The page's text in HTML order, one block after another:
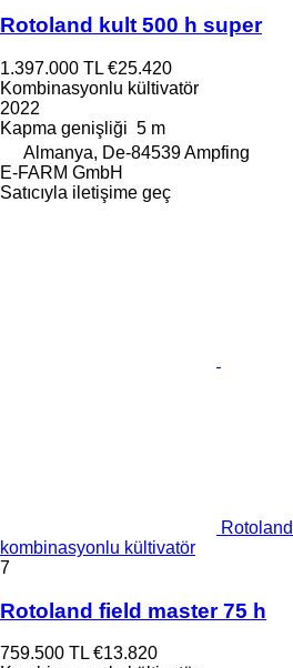
Rotoland kult 500 h super
1.397.000 TL €25.420
Kombinasyonlu kültivatör
2022
Kapma genişliği 5 m
Almanya, De-84539 Ampfing
E-FARM GmbH
Satıcıyla iletişime geç
kombinasyonlu kültivatör
7
Rotoland field master 75 h
759.500 TL €13.820